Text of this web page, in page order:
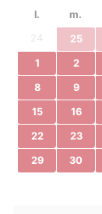
l.
m.
24
25
1 2
8 9
15 16
22 23
29 30